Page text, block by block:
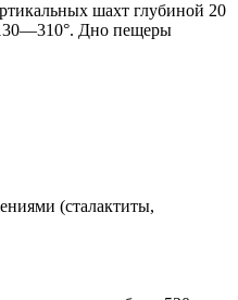
шахт глубиной 20
Дно пещеры
(сталактиты,